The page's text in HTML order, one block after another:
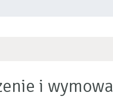
i wymowa